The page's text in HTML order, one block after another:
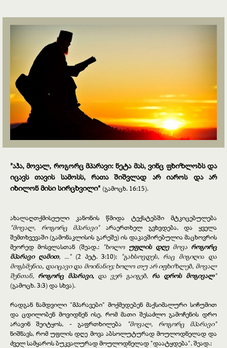
"აჰა, მოვალ, როგორც მპარავი: ნეტა მას, ვინც ფხიზლობს და
იცავს თავის სამოსს, რათა შიშვლად არ იაროს და არ
იხილონ მისი სირცხვილი" (გამოცხ. 16:15).
ახალაღთქმისეული კანონის წმიდა ტექსტებში მტკიცებულება
"მოვალ, როგორც მპარავი"არაერთხელ გვხვდება, და ყველა
შემთხვევაში (გამონაკლისის გარეშე) ის დაკავშირებულია მაცხოვრის
მეორედ მოსვლასთან (შეად.: "ხოლო უფლის დღემოვა როგორც
მპარავი ღამით, ..." (2 პეტ. 3:10); "გახსოვდეს, რაც მიგიღია და
მოგსმენია, დაიცავი და მოინანიე; ხოლო თუ არ იფხიზლებ, მოვალ
შენთან, როგორც მპარავი,და ვერ გაიგებ, რა დროს მოგივალ"
(გამოცხ. 3:3) და სხვა).
რადგან ნამდვილი "მპარავები" მოქმედებენ მაქსიმალური სიჩუმით
და ცდილობენ მოვიდნენ ისე, რომ მათი შესაძლო გამოჩენის დრო
არავინ შეიტყოს, - გაფრთხილება "მოვალ, როგორც მპარავი"
ნიშნავს, რომ უფლის დღე მოვა აბსოლუტურად მოულოდნელად და
ძველ სამყაროს ბუკვალურად მოულოდნელად "დაატყდება", შეად.: